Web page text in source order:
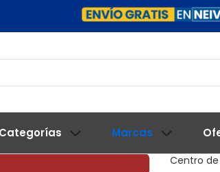
Categorías Marcas
Centro de